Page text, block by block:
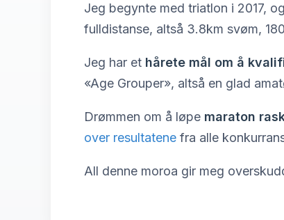
Jeg begynte med triatlon i 2017,
fulldistanse, altså 3.8km svøm,
Jeg har et hårete mål om å
«Age Grouper», altså en glad
Drømmen om å løpe maraton
over resultatene fra alle
All denne moroa gir meg